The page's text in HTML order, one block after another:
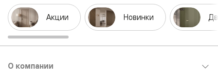
Акции Новинки
О компании